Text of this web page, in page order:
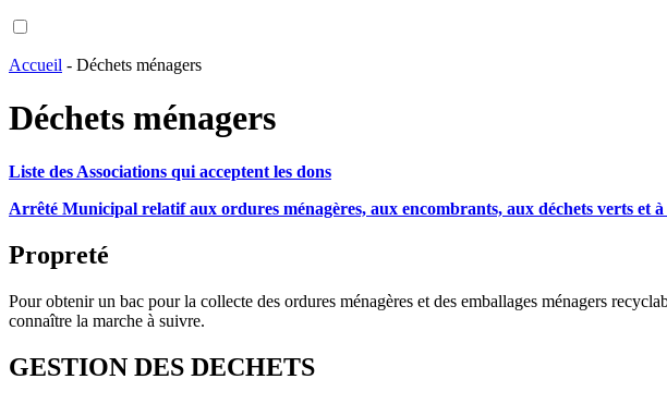
Accueil - Déchets ménagers
Déchets ménagers
Liste des Associations qui acceptent les dons
Arrêté Municipal relatif aux ordures ménagères, aux encombrants, aux déchets verts et
Propreté
Pour obtenir un bac pour la collecte des ordures ménagères et des emballages ménagers
connaître la marche à suivre.
GESTION DES DECHETS